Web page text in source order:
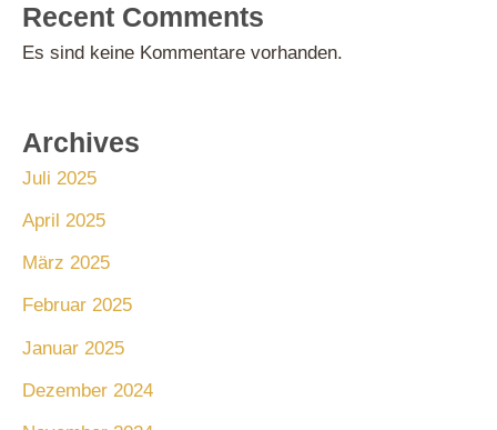
Recent Comments
Es sind keine Kommentare vorhanden.
Archives
Juli 2025
April 2025
März 2025
Februar 2025
Januar 2025
Dezember 2024